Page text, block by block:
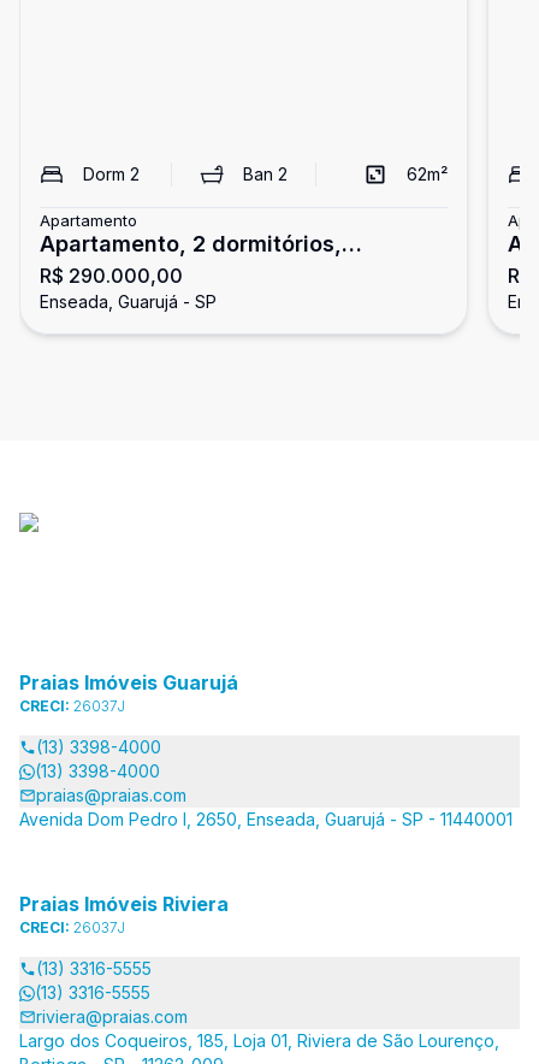
Dorm 2 Ban2 62m²
Apartamento
Apartamento, 2 dormitórios,
Enseada, Guarujá
R$ 290.000,00
Enseada, Guarujá - SP
Praias Imóveis Guarujá
CRECI: 26037J
(13) 3398-4000
(13) 3398-4000
praias@praias.com
Avenida Dom Pedro I, 2650, Enseada, Guarujá - SP - 11440001
Praias Imóveis Riviera
CRECI: 26037J
(13) 3316-5555
(13) 3316-5555
riviera@praias.com
Largo dos Coqueiros, 185, Loja 01, Riviera de São Lourenço,